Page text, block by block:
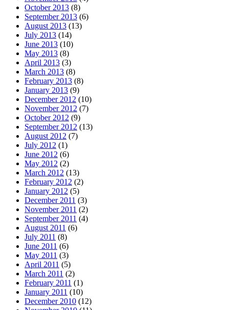
October 2013 (8)
September 2013 (6)
August 2013 (13)
July 2013 (14)
June 2013 (10)
May 2013 (8)
April 2013 (3)
March 2013 (8)
February 2013 (8)
January 2013 (9)
December 2012 (10)
November 2012 (7)
October 2012 (9)
September 2012 (13)
August 2012 (7)
July 2012 (1)
June 2012 (6)
May 2012 (2)
March 2012 (13)
February 2012 (2)
January 2012 (5)
December 2011 (3)
November 2011 (2)
September 2011 (4)
August 2011 (6)
July 2011 (8)
June 2011 (6)
May 2011 (3)
April 2011 (5)
March 2011 (2)
February 2011 (1)
January 2011 (10)
December 2010 (12)